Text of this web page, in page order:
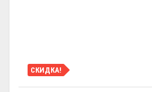
СКИДКА!